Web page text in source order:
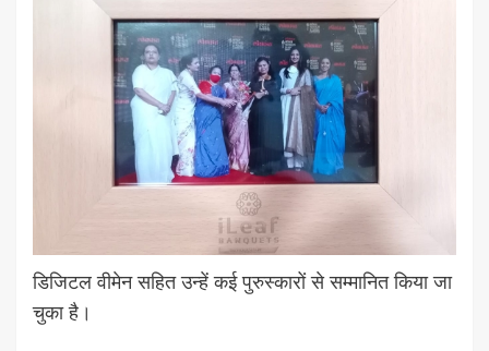
डिजिटल वीमेन सहित उन्हें कई पुरुस्कारों से सम्मानित किया जा
चुका है।